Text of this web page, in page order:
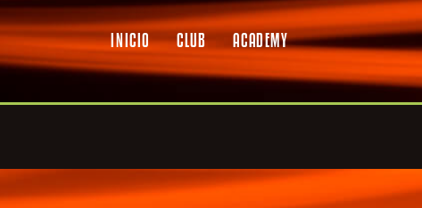
INICIO CLUB ACADEMY